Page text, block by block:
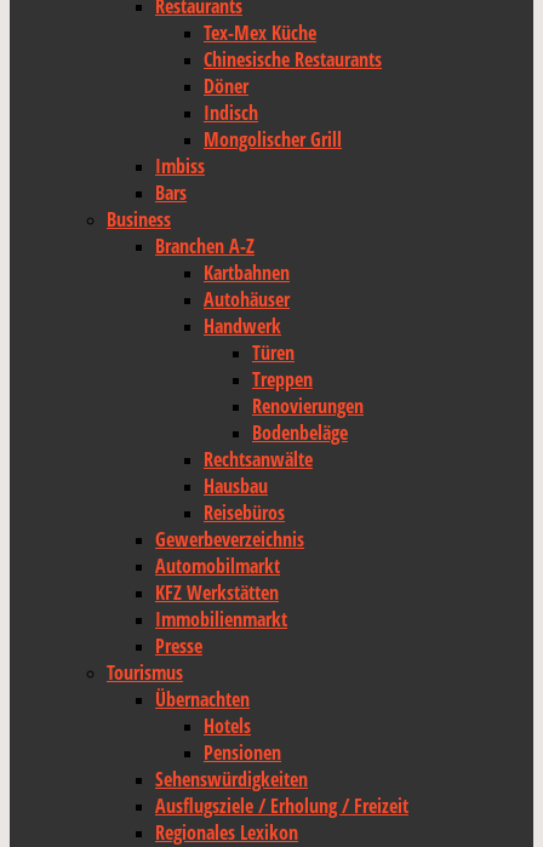
Restaurants
Tex-Mex Küche
Chinesische Restaurants
Döner
Indisch
Mongolischer Grill
Imbiss
Bars
Business
Branchen A-Z
Kartbahnen
Autohäuser
Handwerk
Türen
Treppen
Renovierungen
Bodenbeläge
Rechtsanwälte
Hausbau
Reisebüros
Gewerbeverzeichnis
Automobilmarkt
KFZ Werkstätten
Immobilienmarkt
Presse
Tourismus
Übernachten
Hotels
Pensionen
Sehenswürdigkeiten
Ausflugsziele / Erholung / Freizeit
Regionales Lexikon